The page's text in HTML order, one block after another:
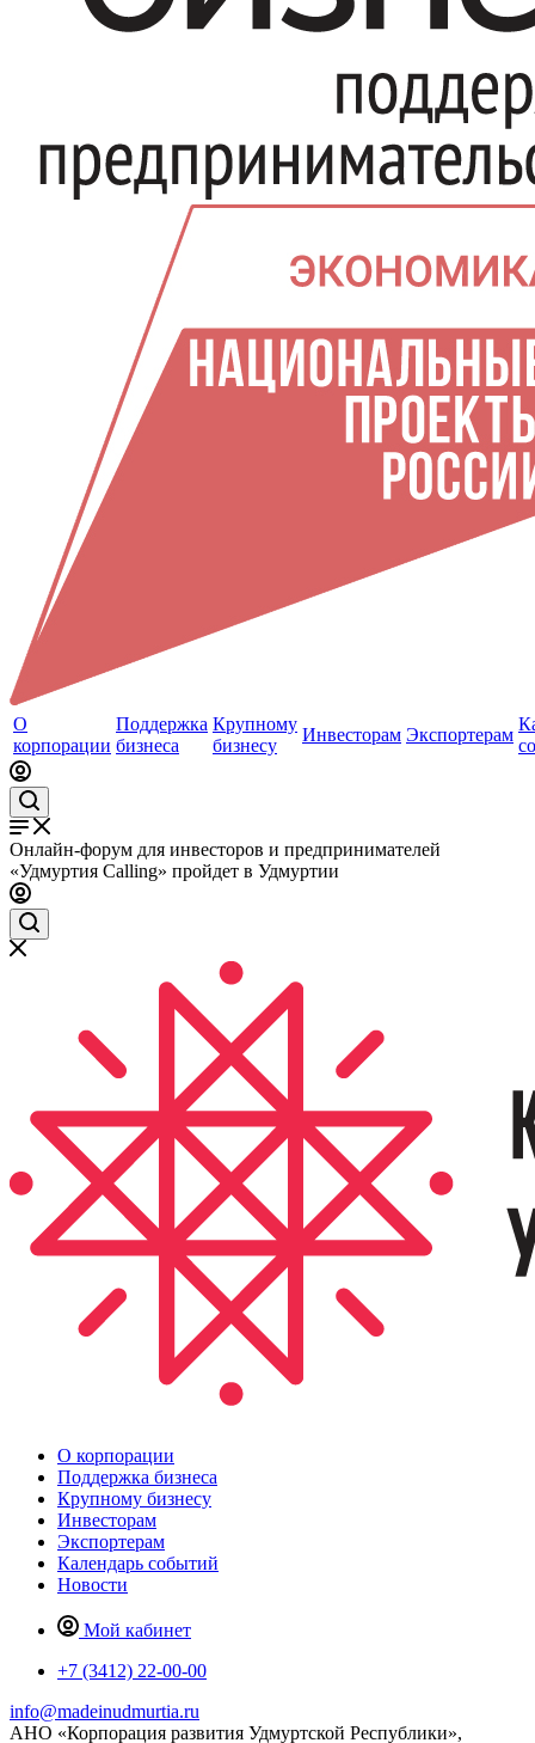
О
корпорации
Поддержка
бизнеса
Крупному
бизнесу
Инвесторам Экспортерам
Онлайн-форум для инвесторов и предпринимателей
«Удмуртия Calling» пройдет в Удмуртии
О корпорации
Поддержка бизнеса
Крупному бизнесу
Инвесторам
Экспортерам
Календарь событий
Новости
Мой кабинет
+7 (3412) 22-00-00
info@madeinudmurtia.ru
АНО «Корпорация развития Удмуртской Республики»,